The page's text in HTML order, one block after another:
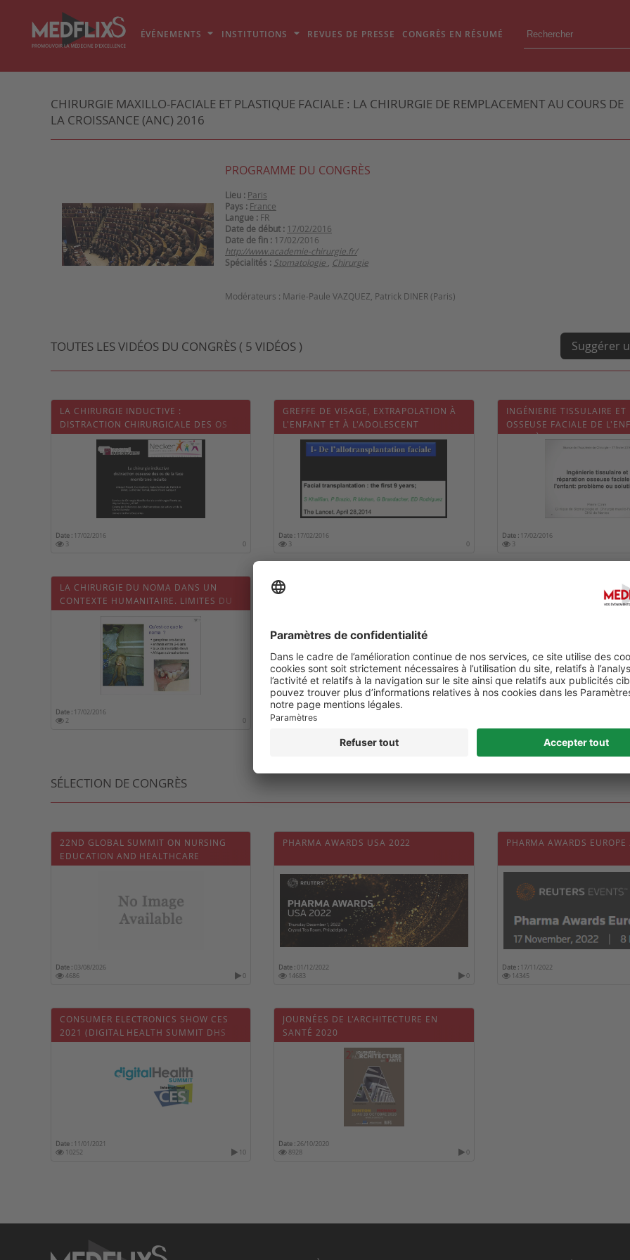
ÉVÉNEMENTS INSTITUTIONS REVUES DE PRESSE CONGRÈS EN RÉSUMÉ
CHIRURGIE MAXILLO-FACIALE ET PLASTIQUE FACIALE : LA CHIRURGIE DE REMPLACEMENT AU COURS DE
LA CROISSANCE (ANC) 2016
PROGRAMME DU CONGRÈS
Lieu : Paris
Pays : France
Langue : FR
Date de début : 17/02/2016
Date de fin : 17/02/2016
http://www.academie-chirurgie.fr/
Spécialités : Stomatologie Chirurgie
TOUTES LES VIDÉOS DU CONGRÈS ( 5 VIDÉOS ) Suggérer
LA CHIRURGIE INDUCTIVE :
DISTRACTION CHIRURGICALE DES OS
DE LA FACE - MEMBRANES INDUITES
Date : 17/02/2016
3
0
GREFFE DE VISAGE, EXTRAPOLATION À
L'ENFANT ET À L'ADOLESCENT
Date : 17/02/2016
3
0
INGÉNIERIE TISSULAIRE ET
OSSEUSE FACIALE DE
PROBLÈME OU SOLUTION ?
Date :17/02/2016
3
LA CHIRURGIE DU NOMA DANS UN
CONTEXTE HUMANITAIRE. LIMITES DU
TRAITEMENT CHIRURGICAL
Date : 17/02/2016
2
0
EXÉRÈSE, RECONSTRUCTION,
(MALADIE DE VON RECKLINGHAUSEN)
17/02/2016
2
SÉLECTION DE CONGRÈS
22ND GLOBAL SUMMIT ON NURSING
EDUCATION AND HEALTHCARE
Date :03/08/2026
4686
0
PHARMA AWARDS USA 2022
Date :01/12/2022
14683
0
PHARMA AWARDS
Date :17/11/2022
14345
CONSUMER ELECTRONICS SHOW CES
2021 (DIGITAL HEALTH SUMMIT DHS
2021)
Date : 11/01/2021
10252
10
JOURNÉES DE L'ARCHITECTURE EN
SANTÉ 2020
Date : 26/10/2020
8928
0